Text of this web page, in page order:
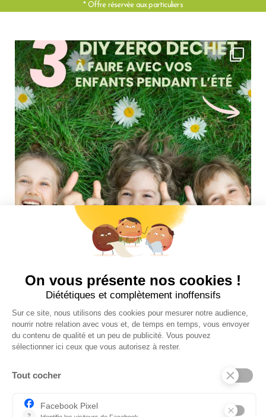
* Offre réservée aux particuliers
Suivez-nous sur insta !
INFOS UTILES
NOS BOUTIQUES